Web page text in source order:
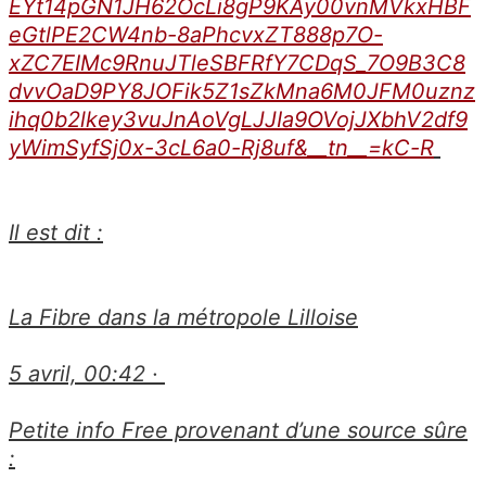
EYt14pGN1JH62OcLi8gP9KAy00vnMVkxHBF
eGtlPE2CW4nb-8aPhcvxZT888p7O-
xZC7EIMc9RnuJTleSBFRfY7CDqS_7O9B3C8
dvvOaD9PY8JOFik5Z1sZkMna6M0JFM0uznz
ihq0b2lkey3vuJnAoVgLJJIa9OVojJXbhV2df9
yWimSyfSj0x-3cL6a0-Rj8uf&__tn__=kC-R
Il est dit :
La Fibre dans la métropole Lilloise
5 avril, 00:42 ·
Petite info Free provenant d’une source sûre
: